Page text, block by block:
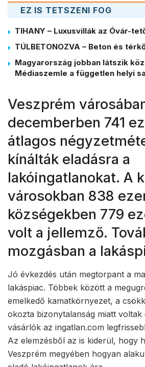
EZ IS TETSZENI FOG
TIHANY – Luxusvillák az Óvár-
TÚLBETONOZVA – Beton és
Magyarország jobban látszik
Médiaszemle a független helyi
Veszprém
decemberben 741
átlagos
kínálták eladásra a
lakóingatlanokat. A
városokban 838
községekben 779
volt a jellemző.
mozgásban a
Jó évkezdés után megtorpant a
lakáspiac. Többek között a
emelkedő kamatkörnyezet, a
okozta bizonytalanság miatt voltak
vásárlók az ingatlan.com
Az elemzésből az is kiderül, hogy
Veszprém megyében hogyan